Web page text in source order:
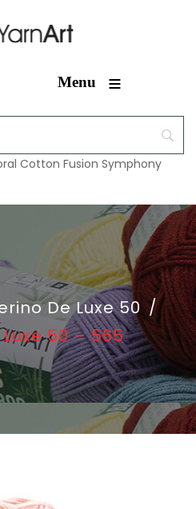
Menu ≡
Cotton Fusion Symphony
De Luxe 50 /
50 – 565